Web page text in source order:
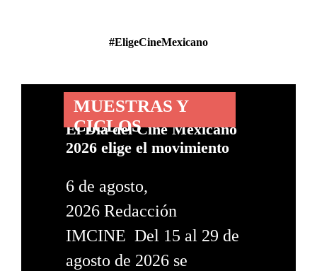
#EligeCineMexicano
MUESTRAS Y
CICLOS
El Día del Cine Mexicano
2026 elige el movimiento
6 de agosto,
2026 Redacción
IMCINE Del 15 al 29 de
agosto de 2026 se